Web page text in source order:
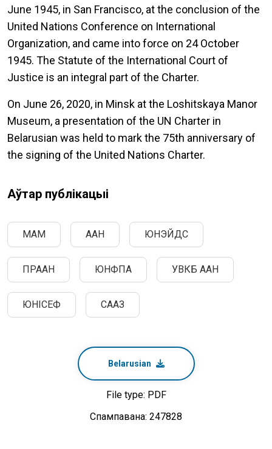
June 1945, in San Francisco, at the conclusion of the
United Nations Conference on International
Organization, and came into force on 24 October
1945. The Statute of the International Court of
Justice is an integral part of the Charter.
On June 26, 2020, in Minsk at the Loshitskaya Manor
Museum, a presentation of the UN Charter in
Belarusian was held to mark the 75th anniversary of
the signing of the United Nations Charter.
Аўтар публікацыі
МАМ ААН ЮНЭЙДС
ПРААН ЮНФПА УВКБ ААН
ЮНІСЕФ СААЗ
Belarusian
File type: PDF
Спампавана: 247828